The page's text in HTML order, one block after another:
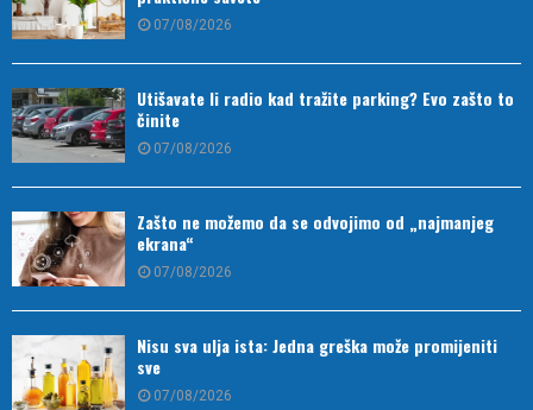
07/08/2026
Utišavate li radio kad tražite parking? Evo zašto to
činite
07/08/2026
Zašto ne možemo da se odvojimo od „najmanjeg
ekrana“
07/08/2026
Nisu sva ulja ista: Jedna greška može promijeniti
sve
07/08/2026